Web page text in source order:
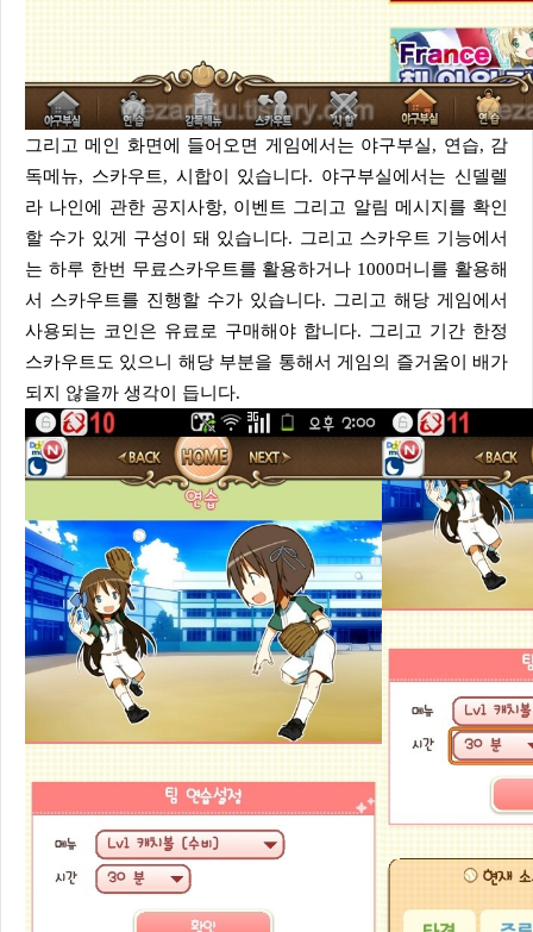
그리고 메인 화면에 들어오면 게임에서는 야구부실, 연습, 감
독메뉴, 스카우트, 시합이 있습니다. 야구부실에서는 신델렐
라 나인에 관한 공지사항, 이벤트 그리고 알림 메시지를 확인
할 수가 있게 구성이 돼 있습니다. 그리고 스카우트 기능에서
는 하루 한번 무료스카우트를 활용하거나 1000머니를 활용해
서 스카우트를 진행할 수가 있습니다. 그리고 해당 게임에서
사용되는 코인은 유료로 구매해야 합니다. 그리고 기간 한정
스카우트도 있으니 해당 부분을 통해서 게임의 즐거움이 배가
되지 않을까 생각이 듭니다.